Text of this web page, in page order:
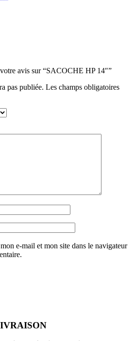
avis sur “SACOCHE HP 14″”
pas publiée. Les champs obligatoires
e-mail et mon site dans le navigateur